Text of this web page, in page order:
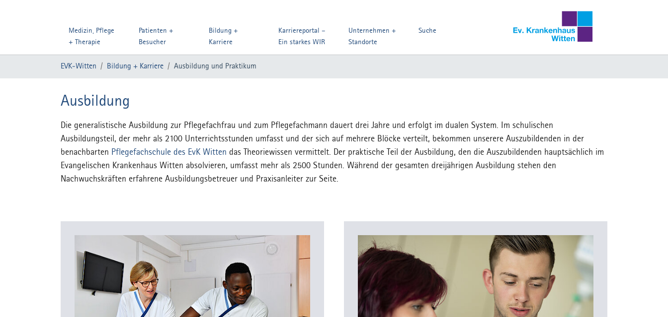
Medizin, Pflege
+ Therapie
Patienten +
Besucher
Bildung +
Karriere
Karriereportal –
Ein starkes WIR
Unternehmen +
Standorte
Suche
Sie sind hier:
EVK-Witten Bildung + Karriere Ausbildung und Praktikum
Ausbildung
Die generalistische Ausbildung zur Pflegefachfrau und zum Pflegefachmann dauert drei Jahre und erfolgt im dualen System. Im schulischen
Ausbildungsteil, der mehr als 2100 Unterrichtsstunden umfasst und der sich auf mehrere Blöcke verteilt, bekommen unserere Auszubildenden in der
benachbarten Pflegefachschule des EvK Witten das Theoriewissen vermittelt. Der praktische Teil der Ausbildung, den die Auszubildenden hauptsächlich im
Evangelischen Krankenhaus Witten absolvieren, umfasst mehr als 2500 Stunden. Während der gesamten dreijährigen Ausbildung stehen den
Nachwuchskräften erfahrene Ausbildungsbetreuer und Praxisanleiter zur Seite.